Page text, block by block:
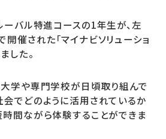
ーバル特進コースの1年生が、左
開催された「マイナビソリューショ
した。
学や専門学校が日頃取り組んで
会でどのように活用されているか
間ながら体験することができま